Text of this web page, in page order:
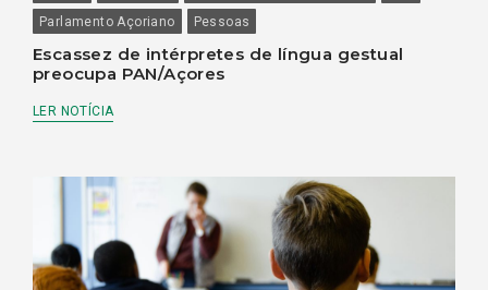
Parlamento Açoriano
Pessoas
Escassez de intérpretes de língua gestual
preocupa PAN/Açores
LER NOTÍCIA